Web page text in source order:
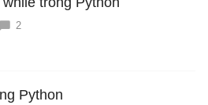
2
Python